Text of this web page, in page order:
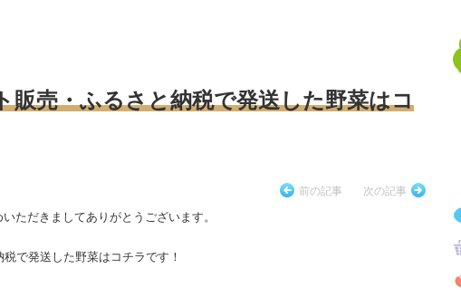
販売・ふるさと納税で発送した野菜はコ
前の記事 次の記事
ただきましてありがとうございます。
で発送した野菜はコチラです！